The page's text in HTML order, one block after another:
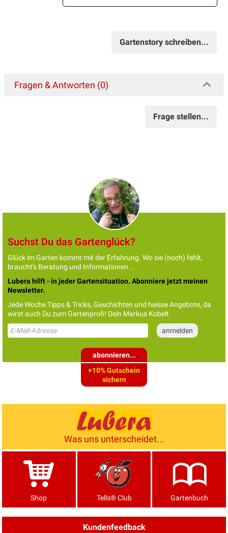
Gartenstory schreiben...
Fragen & Antworten (0)
Frage stellen...
Suchst Du das Gartenglück?
Glück im Garten kommt mit der Erfahrung. Wo sie (noch) fehlt,
braucht's Beratung und Informationen...
Lubera hilft - in jeder Gartensituation. Abonniere jetzt meinen
Newsletter.
Jede Woche Tipps & Tricks, Geschichten und heisse Angebote, da
wirst auch Du zum Gartenprofi! Dein Markus Kobelt
abonnieren...
+10% Gutschein
sichern
Was uns unterscheidet...
Shop Tells® Club Gartenbuch
Kundenfeedback